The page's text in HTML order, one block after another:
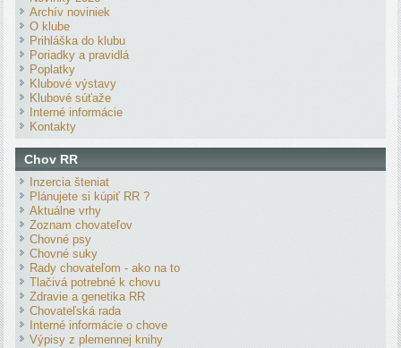
Archív noviniek
O klube
Prihláška do klubu
Poriadky a pravidlá
Poplatky
Klubové výstavy
Klubové súťaže
Interné informácie
Kontakty
Chov RR
Inzercia šteniat
Plánujete si kúpiť RR ?
Aktuálne vrhy
Zoznam chovateľov
Chovné psy
Chovné suky
Rady chovateľom - ako na to
Tlačivá potrebné k chovu
Zdravie a genetika RR
Chovateľská rada
Interné informácie o chove
Výpisy z plemennej knihy